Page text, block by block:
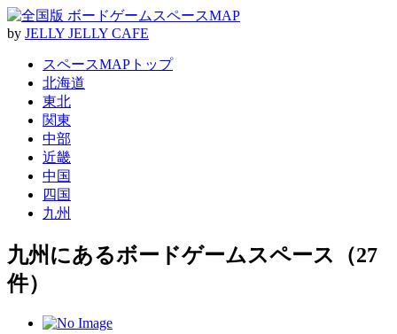
by JELLY JELLY CAFE
スペースMAPトップ
北海道
東北
関東
中部
近畿
中国
四国
九州
九州にあるボードゲームスペース（27
件）